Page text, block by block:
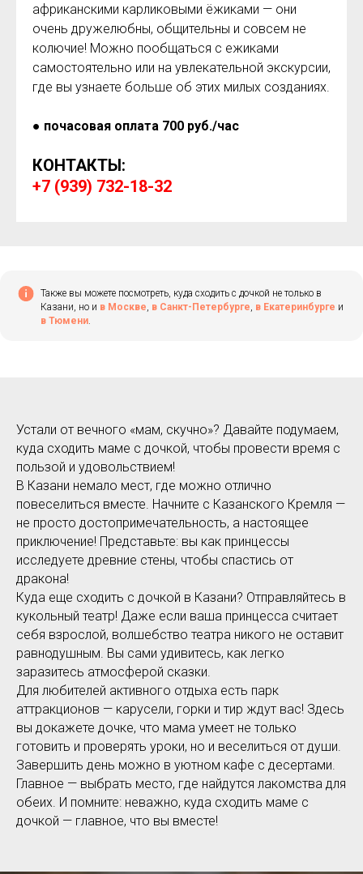
африканскими карликовыми ёжиками — они
очень дружелюбны, общительны и совсем не
колючие! Можно пообщаться с ежиками
самостоятельно или на увлекательной экскурсии,
где вы узнаете больше об этих милых созданиях.
● почасовая оплата 700 руб./час
КОНТАКТЫ:
+7 (939) 732-18-32
Также вы можете посмотреть, куда сходить с дочкой не только в
Казани, но и в Москве в Санкт-Петербурге в Екатеринбурге и
в Тюмени
Устали от вечного «мам, скучно»? Давайте подумаем,
куда сходить маме с дочкой, чтобы провести время с
пользой и удовольствием!
В Казани немало мест, где можно отлично
повеселиться вместе. Начните с Казанского Кремля —
не просто достопримечательность, а настоящее
приключение! Представьте: вы как принцессы
исследуете древние стены, чтобы спастись от
дракона!
Куда еще сходить с дочкой в Казани? Отправляйтесь в
кукольный театр! Даже если ваша принцесса считает
себя взрослой, волшебство театра никого не оставит
равнодушным. Вы сами удивитесь, как легко
заразитесь атмосферой сказки.
Для любителей активного отдыха есть парк
аттракционов — карусели, горки и тир ждут вас! Здесь
вы докажете дочке, что мама умеет не только
готовить и проверять уроки, но и веселиться от души.
Завершить день можно в уютном кафе с десертами.
Главное — выбрать место, где найдутся лакомства для
обеих. И помните: неважно, куда сходить маме с
дочкой — главное, что вы вместе!